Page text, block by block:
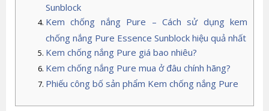
Sunblock
Kem chống nắng Pure – Cách sử dụng kem
chống nắng Pure Essence Sunblock hiệu quả nhất
Kem chống nắng Pure giá bao nhiêu?
Kem chống nắng Pure mua ở đâu chính hãng?
Phiếu công bố sản phẩm Kem chống nắng Pure